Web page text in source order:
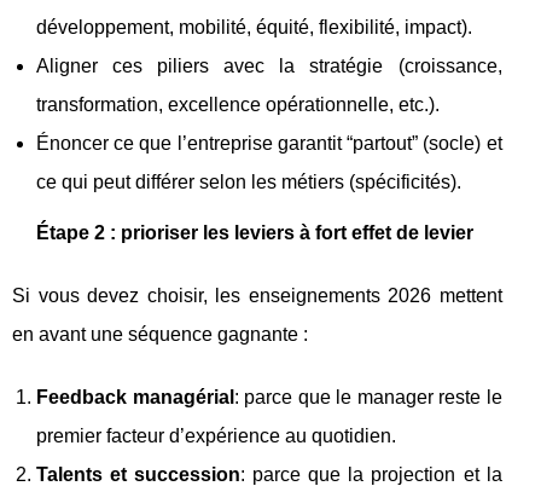
développement, mobilité, équité, flexibilité, impact).
Aligner ces piliers avec la stratégie (croissance,
transformation, excellence opérationnelle, etc.).
Énoncer ce que l’entreprise garantit “partout” (socle) et
ce qui peut différer selon les métiers (spécificités).
Étape 2 : prioriser les leviers à fort effet de levier
Si vous devez choisir, les enseignements 2026 mettent
en avant une séquence gagnante :
Feedback managérial : parce que le manager reste le
premier facteur d’expérience au quotidien.
Talents et succession: parce que la projection et la